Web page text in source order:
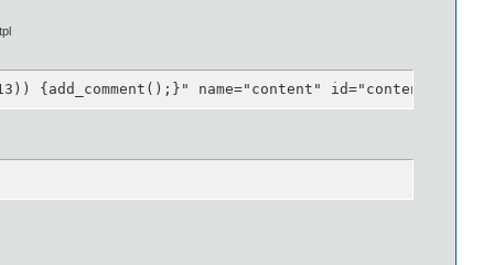
{add_comment();}" name="content" id="content"></